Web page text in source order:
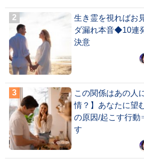
生き霊を視ればお
ダ漏れ本音◆10連
決意
この関係はあの人
情？】あなたに望
の原因/起こす行
す